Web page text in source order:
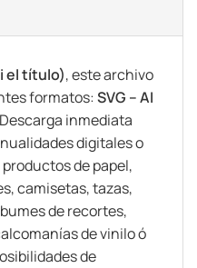
el título), este archivo
formatos:SVG – AI
inmediata
digitales o
de papel,
camisetas, tazas,
de recortes,
de vinilo ó
de